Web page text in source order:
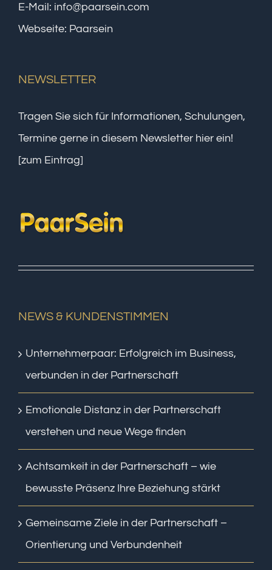
E-Mail: info@paarsein.com
Webseite: Paarsein
NEWSLETTER
Tragen Sie sich für Informationen, Schulungen,
Termine gerne in diesem Newsletter hier ein!
[zum Eintrag]
NEWS & KUNDENSTIMMEN
Unternehmerpaar: Erfolgreich im Business,
verbunden in der Partnerschaft
Emotionale Distanz in der Partnerschaft
verstehen und neue Wege finden
Achtsamkeit in der Partnerschaft – wie
bewusste Präsenz Ihre Beziehung stärkt
Gemeinsame Ziele in der Partnerschaft –
Orientierung und Verbundenheit